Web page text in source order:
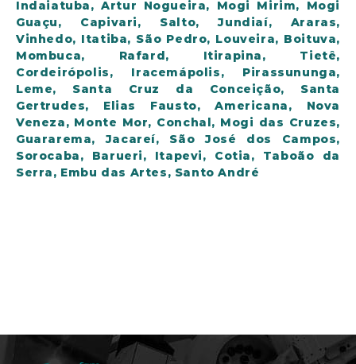
Indaiatuba, Artur Nogueira, Mogi Mirim, Mogi
Guaçu, Capivari, Salto, Jundiaí, Araras,
Vinhedo, Itatiba, São Pedro, Louveira, Boituva,
Mombuca, Rafard, Itirapina, Tietê,
Cordeirópolis, Iracemápolis, Pirassununga,
Leme, Santa Cruz da Conceição, Santa
Gertrudes, Elias Fausto, Americana, Nova
Veneza, Monte Mor, Conchal, Mogi das Cruzes,
Guararema, Jacareí, São José dos Campos,
Sorocaba, Barueri, Itapevi, Cotia, Taboão da
Serra, Embu das Artes, Santo André